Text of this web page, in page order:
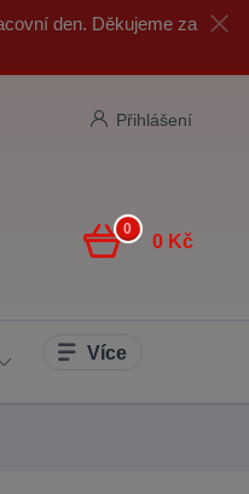
den. Děkujeme za
Přihlášení
0
0 Kč
Více